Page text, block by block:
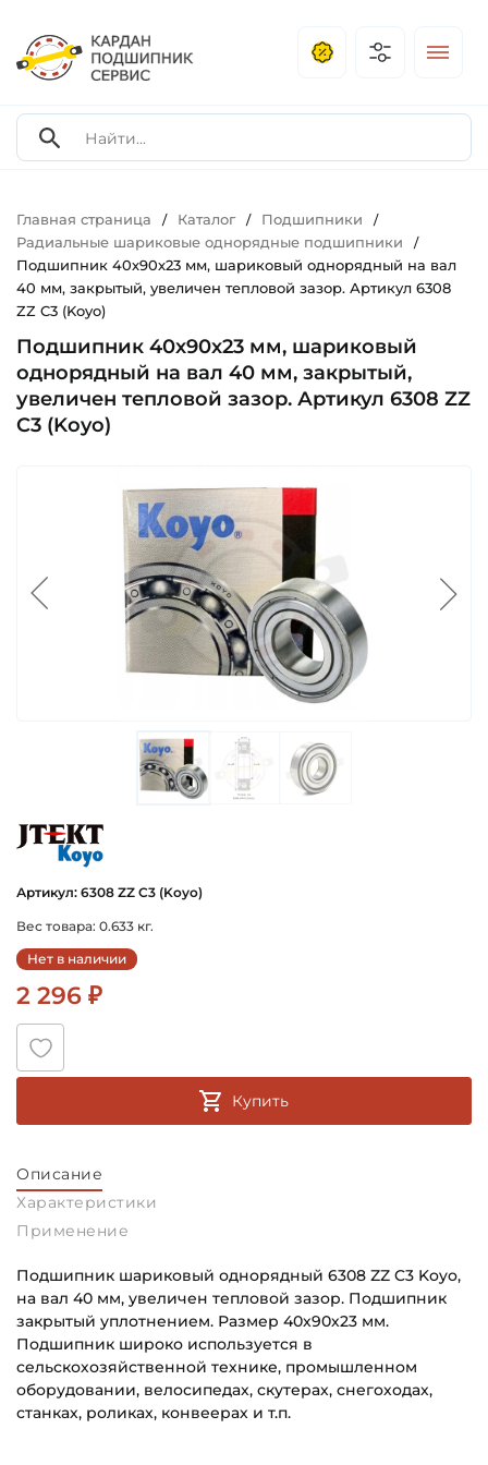
Главная страница / Каталог / Подшипники /
Радиальные шариковые однорядные подшипники /
Подшипник 40х90х23 мм, шариковый однорядный на вал
40 мм, закрытый, увеличен тепловой зазор. Артикул 6308
ZZ C3 (Koyo)
Подшипник 40х90х23 мм, шариковый
однорядный на вал 40 мм, закрытый,
увеличен тепловой зазор. Артикул 6308 ZZ
C3 (Koyo)
Артикул: 6308 ZZ C3 (Koyo)
Вес товара: 0.633 кг.
Нет в наличии
2 296 ₽
Купить
Описание
Характеристики
Применение
Подшипник шариковый однорядный 6308 ZZ C3 Koyo,
на вал 40 мм, увеличен тепловой зазор. Подшипник
закрытый уплотнением. Размер 40х90х23 мм.
Подшипник широко используется в
сельскохозяйственной технике, промышленном
оборудовании, велосипедах, скутерах, снегоходах,
станках, роликах, конвеерах и т.п.